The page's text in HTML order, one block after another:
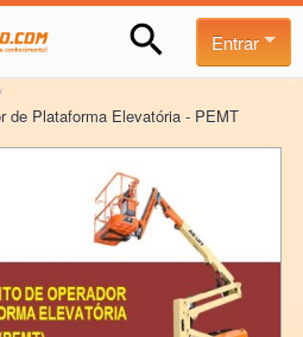
Entrar
de Plataforma Elevatória - PEMT